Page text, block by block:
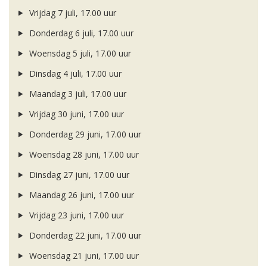
Vrijdag 7 juli, 17.00 uur
Donderdag 6 juli, 17.00 uur
Woensdag 5 juli, 17.00 uur
Dinsdag 4 juli, 17.00 uur
Maandag 3 juli, 17.00 uur
Vrijdag 30 juni, 17.00 uur
Donderdag 29 juni, 17.00 uur
Woensdag 28 juni, 17.00 uur
Dinsdag 27 juni, 17.00 uur
Maandag 26 juni, 17.00 uur
Vrijdag 23 juni, 17.00 uur
Donderdag 22 juni, 17.00 uur
Woensdag 21 juni, 17.00 uur